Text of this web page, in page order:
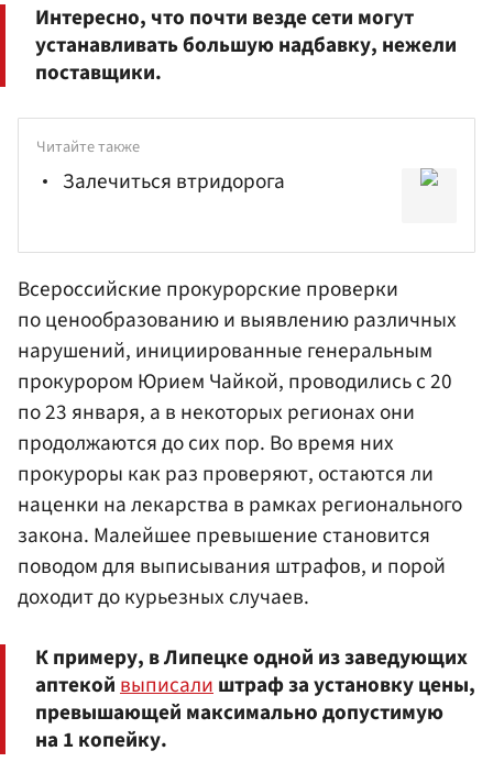
Интересно, что почти везде сети могут
устанавливать большую надбавку, нежели
поставщики.
Читайте также
Залечиться втридорога
Всероссийские прокурорские проверки
по ценообразованию и выявлению различных
нарушений, инициированные генеральным
прокурором Юрием Чайкой, проводились с 20
по 23 января, а в некоторых регионах они
продолжаются до сих пор. Во время них
прокуроры как раз проверяют, остаются ли
наценки на лекарства в рамках регионального
закона. Малейшее превышение становится
поводом для выписывания штрафов, и порой
доходит до курьезных случаев.
К примеру, в Липецке одной из заведующих
аптекой выписали штраф за установку цены,
превышающей максимально допустимую
на 1 копейку.